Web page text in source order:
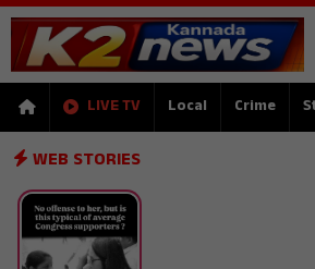
LIVE TV Local Crime
WEB STORIES